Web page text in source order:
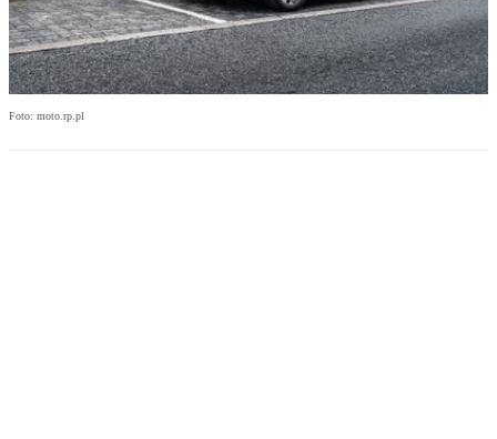
Foto: moto.rp.pl